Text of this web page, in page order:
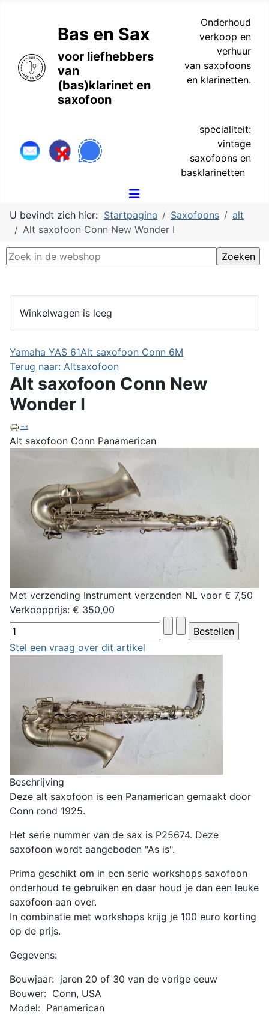
Bas en Sax
voor liefhebbers
van
(bas)klarinet en
saxofoon
Onderhoud
verkoop en
verhuur
van saxofoons
en klarinetten.
specialiteit:
vintage
saxofoons en
basklarinetten
U bevindt zich hier: Startpagina Saxofoons
alt
Alt saxofoon Conn New Wonder I
Winkelwagen is leeg
Yamaha YAS 61Alt saxofoon Conn 6M
Terug naar: Altsaxofoon
Alt saxofoon Conn New
Wonder I
Alt saxofoon Conn Panamerican
Met verzending Instrument verzenden NL voor € 7,50
Verkoopprijs: € 350,00
Stel een vraag over dit artikel
Beschrijving
Deze alt saxofoon is een Panamerican gemaakt door
Conn rond 1925.
Het serie nummer van de sax is P25674. Deze
saxofoon wordt aangeboden "As is".
Prima geschikt om in een serie workshops saxofoon
onderhoud te gebruiken en daar houd je dan een leuke
saxofoon aan over.
In combinatie met workshops krijg je 100 euro korting
op de prijs.
Gegevens:
Bouwjaar: jaren 20 of 30 van de vorige eeuw
Bouwer: Conn, USA
Model: Panamerican